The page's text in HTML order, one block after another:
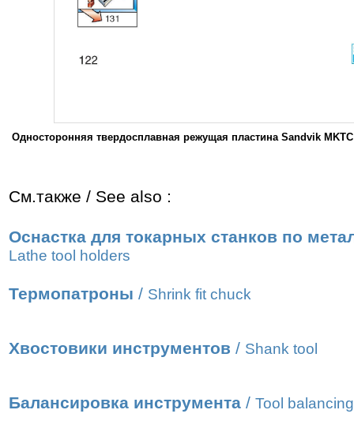
Односторонняя твердосплавная режущая пластина Sandvik
См.также / See also :
Оснастка для токарных станков по
Lathe tool holders
Термопатроны / Shrink fit chuck
Хвостовики инструментов / Shank tool
Балансировка инструмента / Tool balancing